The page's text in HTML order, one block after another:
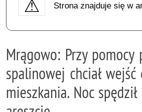
Strona znajduje się w
Mrągowo: Przy pomocy
spalinowej chciał wejść
mieszkania. Noc